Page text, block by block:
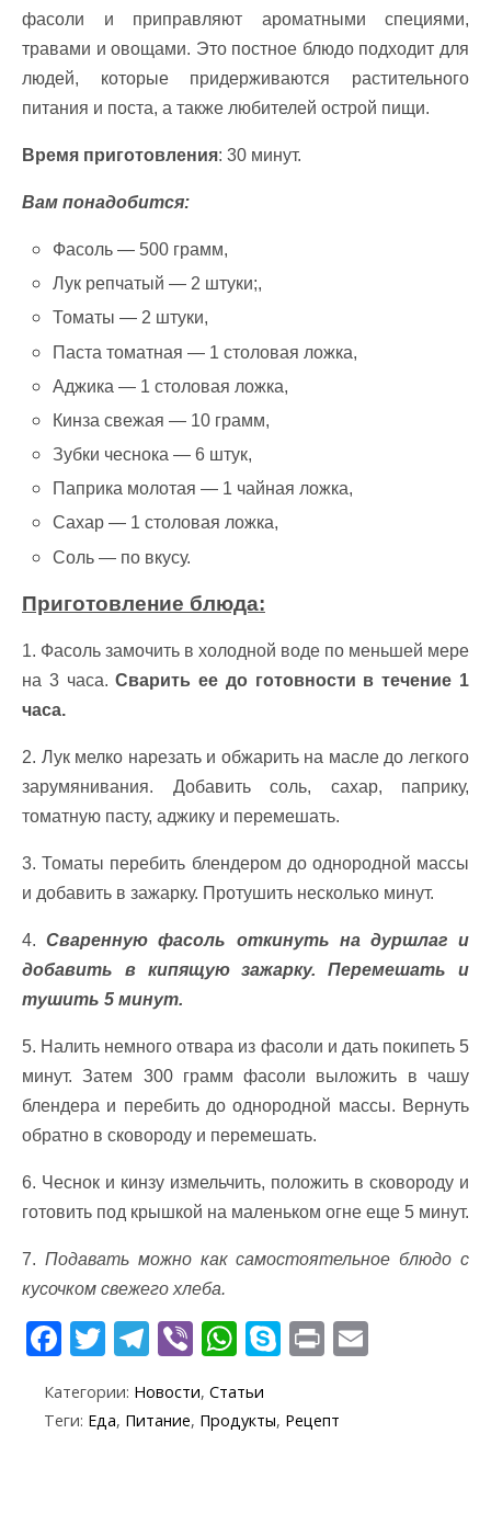
фасоли и приправляют ароматными специями,
травами и овощами. Это постное блюдо подходит для
людей, которые придерживаются растительного
питания и поста, а также любителей острой пищи.
Время приготовления: 30 минут.
Вам понадобится:
Фасоль — 500 грамм,
Лук репчатый — 2 штуки;,
Томаты — 2 штуки,
Паста томатная — 1 столовая ложка,
Аджика — 1 столовая ложка,
Кинза свежая — 10 грамм,
Зубки чеснока — 6 штук,
Паприка молотая — 1 чайная ложка,
Сахар — 1 столовая ложка,
Соль — по вкусу.
Приготовление блюда:
1. Фасоль замочить в холодной воде по меньшей мере
на 3 часа.Сварить ее до готовности в течение 1
часа.
2. Лук мелко нарезать и обжарить на масле до легкого
зарумянивания. Добавить соль, сахар, паприку,
томатную пасту, аджику и перемешать.
3. Томаты перебить блендером до однородной массы
и добавить в зажарку. Протушить несколько минут.
4.Сваренную фасоль откинуть на дуршлаг и
добавить в кипящую зажарку. Перемешать и
тушить 5 минут.
5. Налить немного отвара из фасоли и дать покипеть 5
минут. Затем 300 грамм фасоли выложить в чашу
блендера и перебить до однородной массы. Вернуть
обратно в сковороду и перемешать.
6. Чеснок и кинзу измельчить, положить в сковороду и
готовить под крышкой на маленьком огне еще 5 минут.
7. Подавать можно как самостоятельное блюдо с
кусочком свежего хлеба.
F
ac
e
b
T
w
itt
er
T
el
e
gr
Vi
b
er
W
h
at
s
S
k
y
p
Pr
in
t
Категории: Новости, Статьи
Теги: Еда, Питание, Продукты, Рецепт